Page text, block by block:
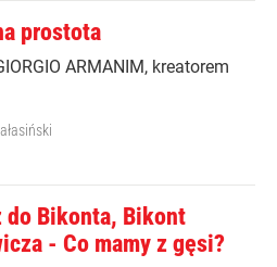
prostota
ARMANIM, kreatorem
do Bikonta, Bikont
- Co mamy z gęsi?